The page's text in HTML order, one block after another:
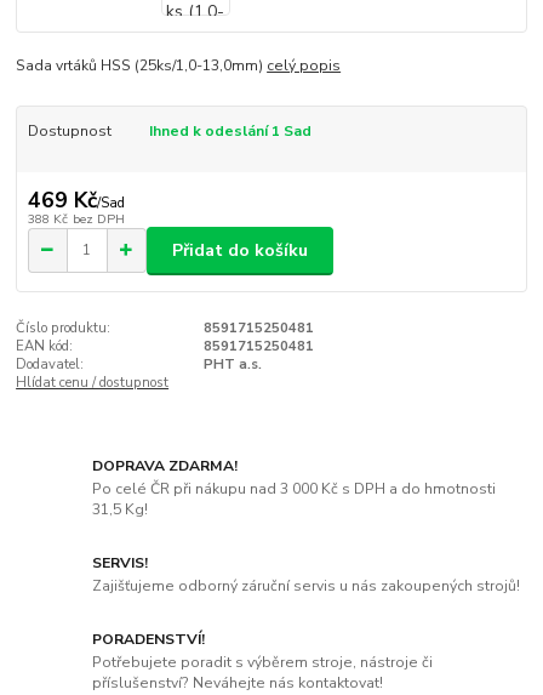
Sada vrtáků HSS (25ks/1,0-13,0mm) celý popis
Dostupnost Ihned k odeslání 1 Sad
469 Kč/Sad
388 Kč bez DPH
Přidat do košíku
Číslo produktu:
8591715250481
EAN kód:
8591715250481
Dodavatel:
PHT a.s.
Hlídat cenu / dostupnost
DOPRAVA ZDARMA!
Po celé ČR při nákupu nad 3 000 Kč s DPH a do hmotnosti
31,5 Kg!
SERVIS!
Zajišťujeme odborný záruční servis u nás zakoupených strojů!
PORADENSTVÍ!
Potřebujete poradit s výběrem stroje, nástroje či
příslušenství? Neváhejte nás kontaktovat!